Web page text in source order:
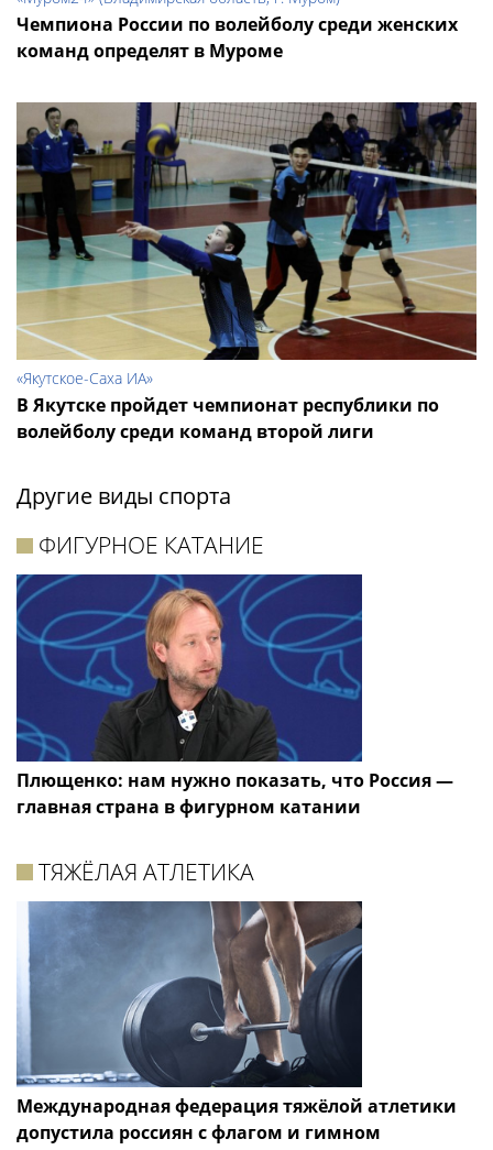
Чемпиона России по волейболу среди женских
команд определят в Муроме
«Якутское-Саха ИА»
В Якутске пройдет чемпионат республики по
волейболу среди команд второй лиги
Другие виды спорта
ФИГУРНОЕ КАТАНИЕ
Плющенко: нам нужно показать, что Россия —
главная страна в фигурном катании
ТЯЖЁЛАЯ АТЛЕТИКА
Международная федерация тяжёлой атлетики
допустила россиян с флагом и гимном